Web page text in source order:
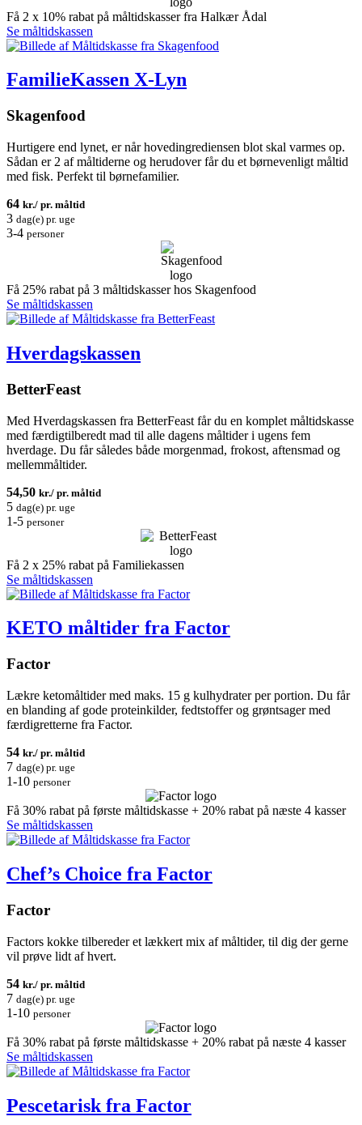
Få 2 x 10% rabat på måltidskasser fra Halkær Ådal
Se måltidskassen
FamilieKassen X-Lyn
Skagenfood
Hurtigere end lynet, er når hovedingrediensen blot skal varmes op.
Sådan er 2 af måltiderne og herudover får du et børnevenligt måltid
med fisk. Perfekt til børnefamilier.
64 kr./ pr. måltid
3 dag(e) pr. uge
3-4 personer
Få 25% rabat på 3 måltidskasser hos Skagenfood
Se måltidskassen
Hverdagskassen
BetterFeast
Med Hverdagskassen fra BetterFeast får du en komplet måltidskasse
med færdigtilberedt mad til alle dagens måltider i ugens fem
hverdage. Du får således både morgenmad, frokost, aftensmad og
mellemmåltider.
54,50 kr./ pr. måltid
5 dag(e) pr. uge
1-5 personer
Få 2 x 25% rabat på Familiekassen
Se måltidskassen
KETO måltider fra Factor
Factor
Lækre ketomåltider med maks. 15 g kulhydrater per portion. Du får
en blanding af gode proteinkilder, fedtstoffer og grøntsager med
færdigretterne fra Factor.
54 kr./ pr. måltid
7 dag(e) pr. uge
1-10 personer
Få 30% rabat på første måltidskasse + 20% rabat på næste 4 kasser
Se måltidskassen
Chef’s Choice fra Factor
Factor
Factors kokke tilbereder et lækkert mix af måltider, til dig der gerne
vil prøve lidt af hvert.
54 kr./ pr. måltid
7 dag(e) pr. uge
1-10 personer
Få 30% rabat på første måltidskasse + 20% rabat på næste 4 kasser
Se måltidskassen
Pescetarisk fra Factor